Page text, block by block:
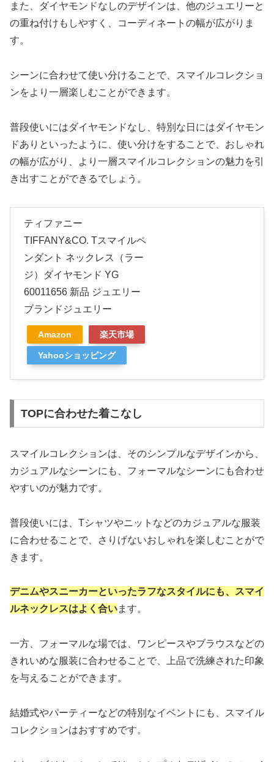
また、ダイヤモンドなしのデザインは、他のジュエリーと
の重ね付けもしやすく、コーディネートの幅が広がりま
す。
シーンに合わせて使い分けることで、スマイルコレクショ
ンをより一層楽しむことができます。
普段使いにはダイヤモンドなし、特別な日にはダイヤモン
ドありといったように、使い分けをすることで、おしゃれ
の幅が広がり、より一層スマイルコレクションの魅力を引
き出すことができるでしょう。
ティファニー
TIFFANY&CO. Tスマイルペ
ンダント ネックレス（ラー
ジ）ダイヤモンド YG
60011656 新品 ジュエリー
ブランドジュエリー
Amazon 楽天市場
Yahooショッピング
TOPに合わせた着こなし
スマイルコレクションは、そのシンプルなデザインから、
カジュアルなシーンにも、フォーマルなシーンにも合わせ
やすいのが魅力です。
普段使いには、Tシャツやニットなどのカジュアルな服装
に合わせることで、さりげないおしゃれを楽しむことがで
きます。
デニムやスニーカーといったラフなスタイルにも、スマイ
ルネックレスはよく合います。
一方、フォーマルな場では、ワンピースやブラウスなどの
きれいめな服装に合わせることで、上品で洗練された印象
を与えることができます。
結婚式やパーティーなどの特別なイベントにも、スマイル
コレクションはおすすめです。